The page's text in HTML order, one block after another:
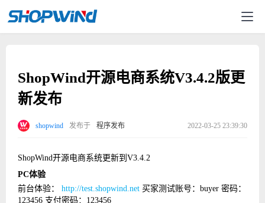
ShopWind开源电商系统V3.4.2版更
新发布
shopwind 发布于 程序发布 2022-03-25 23:39:30
ShopWind开源电商系统更新到V3.4.2
PC体验
前台体验：
http://test.shopwind.net 买家测试账号：buyer 密码：
123456 支付密码：123456